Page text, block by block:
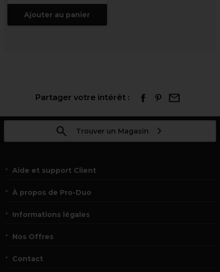
Ajouter au panier
Partager votre intérêt :
Trouver un Magasin
Aide et support Client
À propos de Pro-Duo
Informations légales
Nos Offres
Contact